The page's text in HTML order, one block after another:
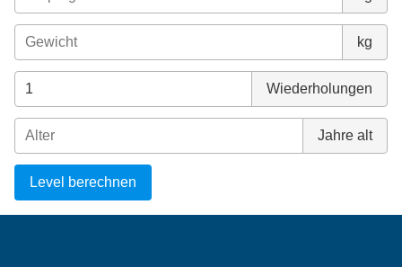
kg
Wiederholungen
Jahre alt
Level berechnen